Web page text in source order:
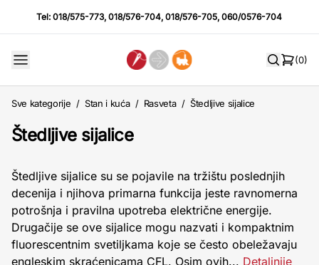
Tel:018/575-773,018/576-704,018/576-705,060/0576-704
(0)
Sve kategorije / Stan i kuća / Rasveta / Štedljive sijalice
Štedljive sijalice
Štedljive sijalice su se pojavile na tržištu poslednjih
decenija i njihova primarna funkcija jeste ravnomerna
potrošnja i pravilna upotreba električne energije.
Drugačije se ove sijalice mogu nazvati i kompaktnim
fluorescentnim svetiljkama koje se često obeležavaju
engleskim skraćenicama CFL. Osim ovih... Detaljnije